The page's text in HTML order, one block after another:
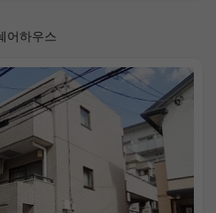
어하우스